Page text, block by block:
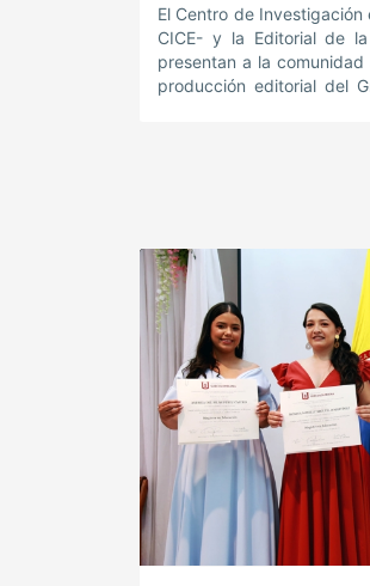
El Centro de
CICE- y la Editorial de la
presentan a la
producción editorial del